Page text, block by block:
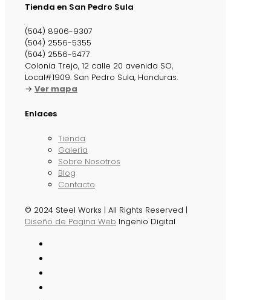
Tienda en San Pedro Sula
(504) 8906-9307
(504) 2556-5355
(504) 2556-5477
Colonia Trejo, 12 calle 20 avenida SO,
Local#1909. San Pedro Sula, Honduras.
→ Ver mapa
Enlaces
Tienda
Galería
Sobre Nosotros
Blog
Contacto
© 2024 Steel Works | All Rights Reserved |
Diseño de Pagina Web Ingenio Digital